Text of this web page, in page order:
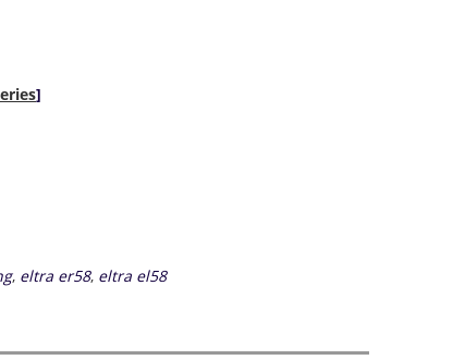
]
, eltra er58, eltra el58